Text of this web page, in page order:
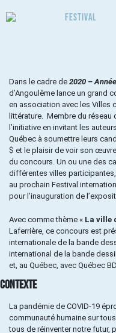
Festival
Dans le cadre de 2020 –
d’Angoulême lance un grand
en association avec les Villes
littérature. Membre du réseau
l’initiative en invitant les
Québec à soumettre leurs
$ et le plaisir de voir son
du concours. Un ou une des
différentes villes participantes,
au prochain Festival
pour l’inauguration de
Avec comme thème « La ville
Laferrière, ce concours est
internationale de la bande
international de la bande
et, au Québec, avec Québec
CONTEXTE
La pandémie de COVID-19
communauté humaine sur
tous de réinventer notre futur,